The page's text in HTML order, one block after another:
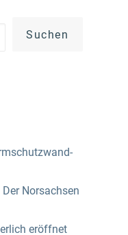
Suchen
Norsachsen
eröffnet